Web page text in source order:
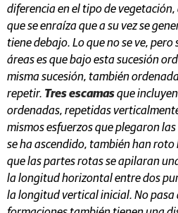
diferencia en el tipo de vegetación,
que se enraíza que a su vez se
tiene debajo. Lo que no se ve,
áreas es que bajo esta sucesión
misma sucesión, también
repetir. Tres escamasque
ordenadas, repetidas
mismos esfuerzos que plegaron
se ha ascendido, también han roto
que las partes rotas se apilaran
la longitud horizontal entre dos
la longitud vertical inicial. No pasa